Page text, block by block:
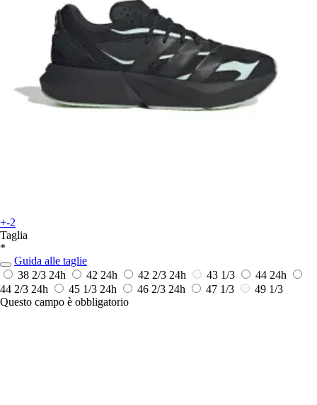
+-2
Taglia
*
Guida alle taglie
38 2/3 24h 42 24h 42 2/3 24h 43 1/3 44 24h
44 2/3 24h 45 1/3 24h 46 2/3 24h 47 1/3
49 1/3
Questo campo è obbligatorio